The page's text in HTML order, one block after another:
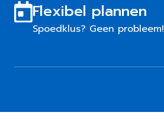
Flexibel plannen
Spoedklus? Geen probleem!